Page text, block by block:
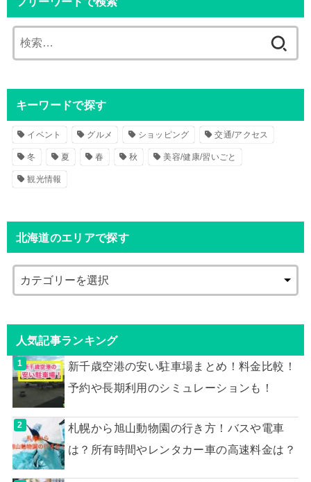
索
キーワードで探す
イベント グルメ ショッピング 交通/アクセス
冬 夏 春 秋 美容/健康/習いごと
観光情報
北海道のエリアで探す
人気記事ランキング
新千歳空港の安い駐車場まとめ！料金比較！
予約や長期利用のシミュレーションも！
札幌から旭山動物園の行き方！バスや電車
は？所有時間やレンタカー車の高速料金は？